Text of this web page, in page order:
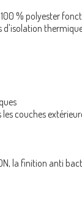
% polyester
d'isolation
couches
ION, la finition anti